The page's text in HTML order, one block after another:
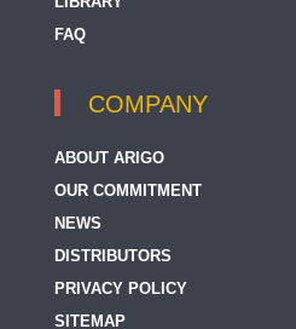
FAQ
COMPANY
ABOUT ARIGO
OUR COMMITMENT
NEWS
DISTRIBUTORS
PRIVACY POLICY
SITEMAP